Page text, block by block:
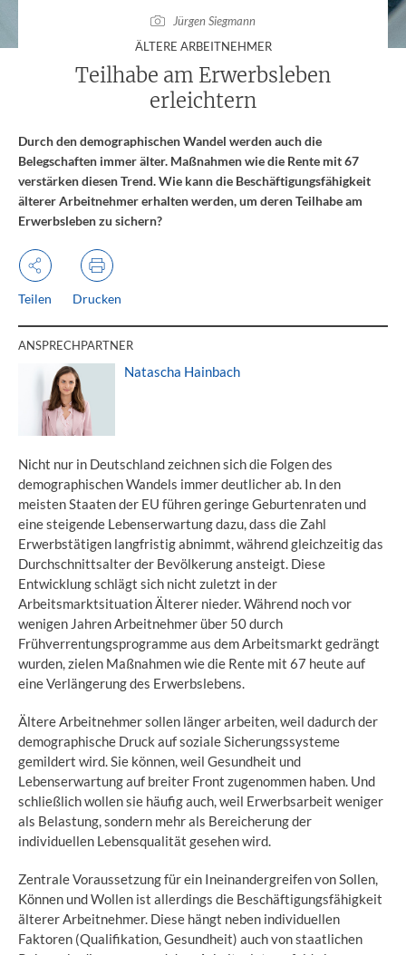
Jürgen Siegmann
ÄLTERE ARBEITNEHMER:
Teilhabe am Erwerbsleben
erleichtern
Durch den demographischen Wandel werden auch die
Belegschaften immer älter. Maßnahmen wie die Rente mit 67
verstärken diesen Trend. Wie kann die Beschäftigungsfähigkeit
älterer Arbeitnehmer erhalten werden, um deren Teilhabe am
Erwerbsleben zu sichern?
Teilen Drucken
ANSPRECHPARTNER
Natascha Hainbach
Nicht nur in Deutschland zeichnen sich die Folgen des
demographischen Wandels immer deutlicher ab. In den
meisten Staaten der EU führen geringe Geburtenraten und
eine steigende Lebenserwartung dazu, dass die Zahl
Erwerbstätigen langfristig abnimmt, während gleichzeitig das
Durchschnittsalter der Bevölkerung ansteigt. Diese
Entwicklung schlägt sich nicht zuletzt in der
Arbeitsmarktsituation Älterer nieder. Während noch vor
wenigen Jahren Arbeitnehmer über 50 durch
Frühverrentungsprogramme aus dem Arbeitsmarkt gedrängt
wurden, zielen Maßnahmen wie die Rente mit 67 heute auf
eine Verlängerung des Erwerbslebens.
Ältere Arbeitnehmer sollen länger arbeiten, weil dadurch der
demographische Druck auf soziale Sicherungssysteme
gemildert wird. Sie können, weil Gesundheit und
Lebenserwartung auf breiter Front zugenommen haben. Und
schließlich wollen sie häufig auch, weil Erwerbsarbeit weniger
als Belastung, sondern mehr als Bereicherung der
individuellen Lebensqualität gesehen wird.
Zentrale Voraussetzung für ein Ineinandergreifen von Sollen,
Können und Wollen ist allerdings die Beschäftigungsfähigkeit
älterer Arbeitnehmer. Diese hängt neben individuellen
Faktoren (Qualifikation, Gesundheit) auch von staatlichen